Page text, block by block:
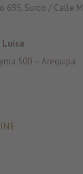
695, Surco / Calle
Luisa
500 – Arequipa